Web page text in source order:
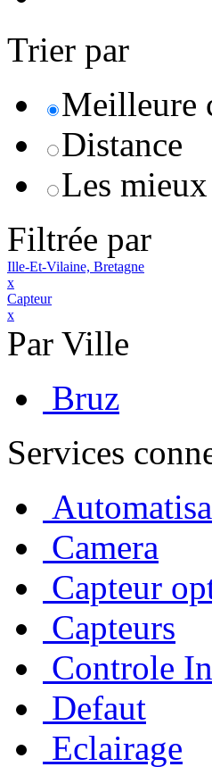
Trier par
Meilleure
Distance
Les
Filtrée par
Ille-Et-Vilaine, Bretagne
x
Capteur
x
Par Ville
Bruz
Services
Camera
Capteur
Capteurs
Controle
Defaut
Eclairage